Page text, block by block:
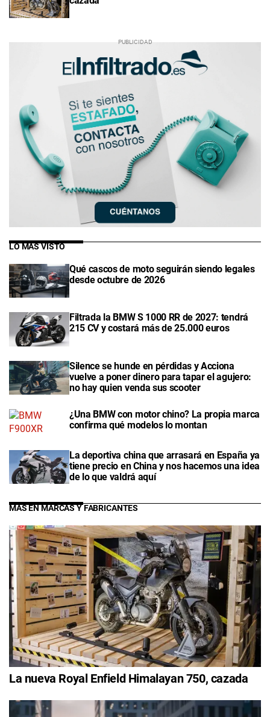
LO MÁS VISTO
Qué cascos de moto seguirán siendo legales
desde octubre de 2026
Filtrada la BMW S 1000 RR de 2027: tendrá
215 CV y costará más de 25.000 euros
Silence se hunde en pérdidas y Acciona
vuelve a poner dinero para tapar el agujero:
no hay quien venda sus scooter
¿Una BMW con motor chino? La propia marca
confirma qué modelos lo montan
La deportiva china que arrasará en España ya
tiene precio en China y nos hacemos una idea
de lo que valdrá aquí
MÁS EN MARCAS Y FABRICANTES
La nueva Royal Enfield Himalayan 750, cazada